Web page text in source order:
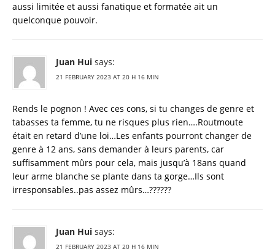
aussi limitée et aussi fanatique et formatée ait un
quelconque pouvoir.
Juan Hui says:
21 FEBRUARY 2023 AT 20 H 16 MIN
Rends le pognon ! Avec ces cons, si tu changes de genre et
tabasses ta femme, tu ne risques plus rien….Routmoute
était en retard d’une loi…Les enfants pourront changer de
genre à 12 ans, sans demander à leurs parents, car
suffisamment mûrs pour cela, mais jusqu’à 18ans quand
leur arme blanche se plante dans ta gorge…Ils sont
irresponsables..pas assez mûrs…??????
Juan Hui says:
21 FEBRUARY 2023 AT 20 H 16 MIN